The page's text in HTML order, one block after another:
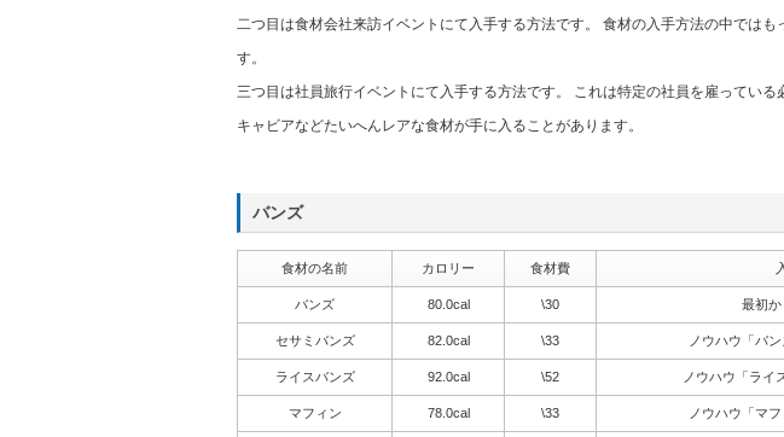
二つ目は食材会社来訪イベントにて入手する方法です。 食材の入手方法の中ではも
す。
三つ目は社員旅行イベントにて入手する方法です。 これは特定の社員を雇ってい
キャビアなどたいへんレアな食材が手に入ることがあります。
バンズ
食材の名前 カロリー 食材費
バンズ 80.0cal \30 最初か
セサミバンズ 82.0cal \33 ノウハウ「バ
ライスバンズ 92.0cal \52 ノウハウ「ライ
マフィン 78.0cal \33 ノウハウ「マ